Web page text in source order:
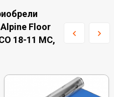
Floor
18-11 MC,